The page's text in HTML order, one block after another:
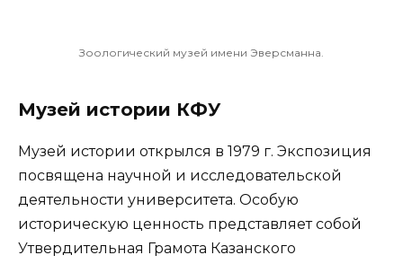
Зоологический музей имени Эверсманна.
Музей истории КФУ
Музей истории открылся в 1979 г. Экспозиция
посвящена научной и исследовательской
деятельности университета. Особую
историческую ценность представляет собой
Утвердительная Грамота Казанского